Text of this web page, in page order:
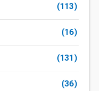
(113)
(16)
(131)
(36)